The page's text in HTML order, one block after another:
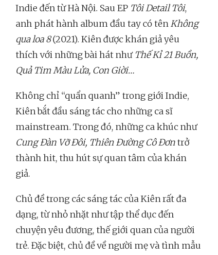
Indie đến từ Hà Nội. Sau EP Tôi Detail Tôi,
anh phát hành album đầu tay có tênKhông
qua loa 8(2021). Kiên được khán giả yêu
thích với những bài hát như Thế Kỉ 21 Buồn,
Quả Tim Màu Lửa, Con Giời…
Không chỉ “quẩn quanh” trong giới Indie,
Kiên bắt đầu sáng tác cho những ca sĩ
mainstream. Trong đó, những ca khúc như
Cung Đàn Vỡ Đôi, Thiên Đường Cô Đơntrở
thành hit, thu hút sự quan tâm của khán
giả.
Chủ đề trong các sáng tác của Kiên rất đa
dạng, từ nhỏ nhặt như tập thể dục đến
chuyện yêu đương, thế giới quan của người
trẻ. Đặc biệt, chủ đề về người mẹ và tình mẫu